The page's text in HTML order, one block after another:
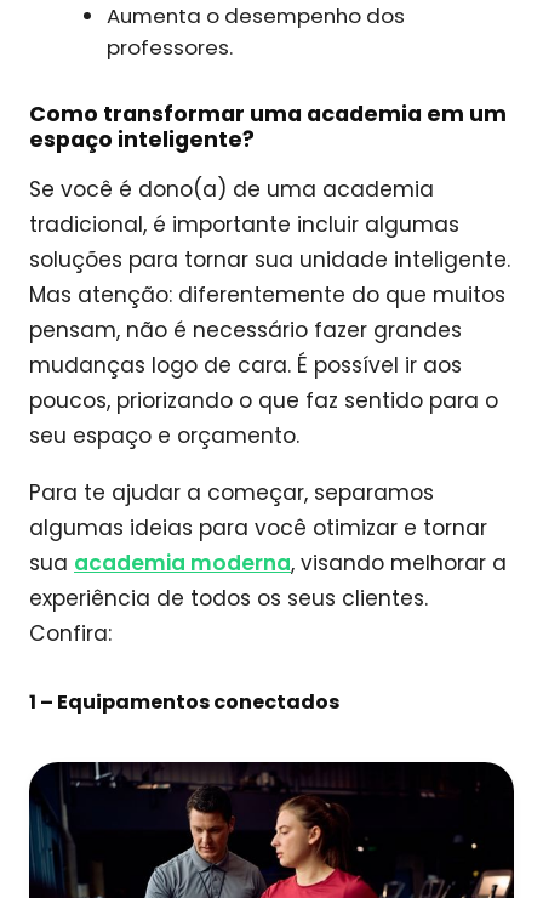
Aumenta o desempenho dos
professores.
Como transformar uma academia em um
espaço inteligente?
Se você é dono(a) de uma academia
tradicional, é importante incluir algumas
soluções para tornar sua unidade inteligente.
Mas atenção: diferentemente do que muitos
pensam, não é necessário fazer grandes
mudanças logo de cara. É possível ir aos
poucos, priorizando o que faz sentido para o
seu espaço e orçamento.
Para te ajudar a começar, separamos
algumas ideias para você otimizar e tornar
sua academia moderna, visando melhorar a
experiência de todos os seus clientes.
Confira:
1 – Equipamentos conectados